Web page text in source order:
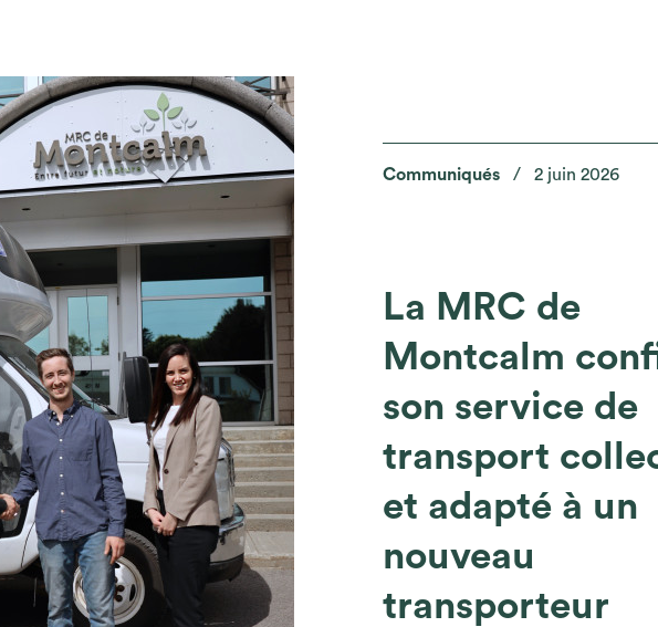
Communiqués / 2 juin 2026
La MRC de
Montcalm
son service de
transport
et adapté à un
nouveau
transporteur